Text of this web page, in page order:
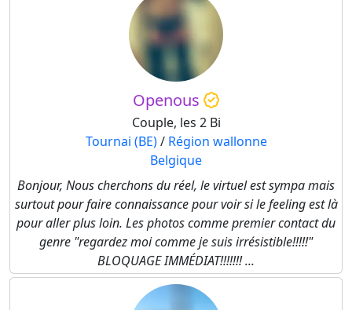
Openous
Couple, les 2 Bi
Tournai (BE)/ Région wallonne
Belgique
Bonjour, Nous cherchons du réel, le virtuel est sympa mais
surtout pour faire connaissance pour voir si le feeling est là
pour aller plus loin. Les photos comme premier contact du
genre "regardez moi comme je suis irrésistible!!!!!"
BLOQUAGE IMMÉDIAT!!!!!!! ...